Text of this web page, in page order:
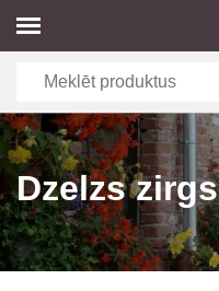
Dzelzs zirgs